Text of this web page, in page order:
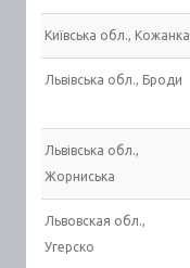
Київська обл., Кожанка
Львівська обл., Броди
Львівська обл.,
Жорниська
Львовская обл.,
Угерско